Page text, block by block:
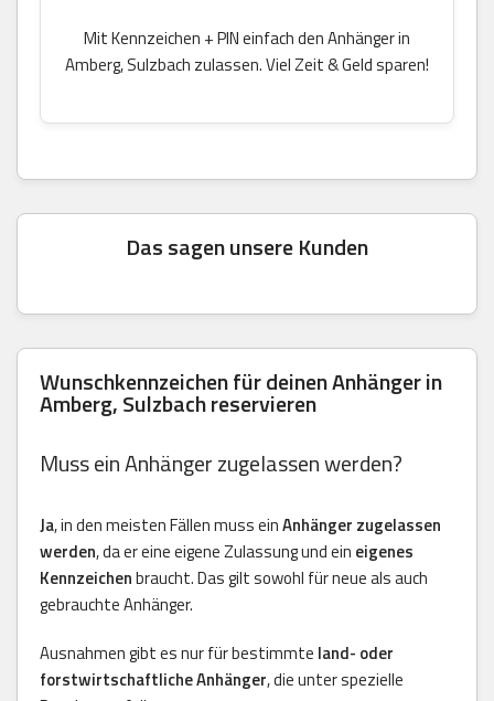
Mit Kennzeichen + PIN einfach den Anhänger in
Amberg, Sulzbach zulassen. Viel Zeit & Geld sparen!
Das sagen unsere Kunden
Wunschkennzeichen für deinen Anhänger in
Amberg, Sulzbach reservieren
Muss ein Anhänger zugelassen werden?
Ja, in den meisten Fällen muss einAnhänger zugelassen
werden, da er eine eigene Zulassung und ein eigenes
Kennzeichenbraucht. Das gilt sowohl für neue als auch
gebrauchte Anhänger.
Ausnahmen gibt es nur für bestimmte land- oder
forstwirtschaftliche Anhänger, die unter spezielle